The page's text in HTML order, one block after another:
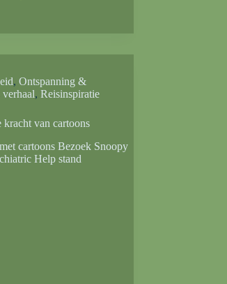
,Ontspanning &
,Reisinspiratie
van cartoons